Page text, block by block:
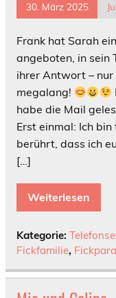
30. März 2025
Frank hat Sarah
angeboten, in sein
ihrer Antwort –
megalang!
habe die Mail
Erst einmal: Ich
berührt, dass ich
[…]
Weiterlesen
Kategorie:
Fickfamilie,